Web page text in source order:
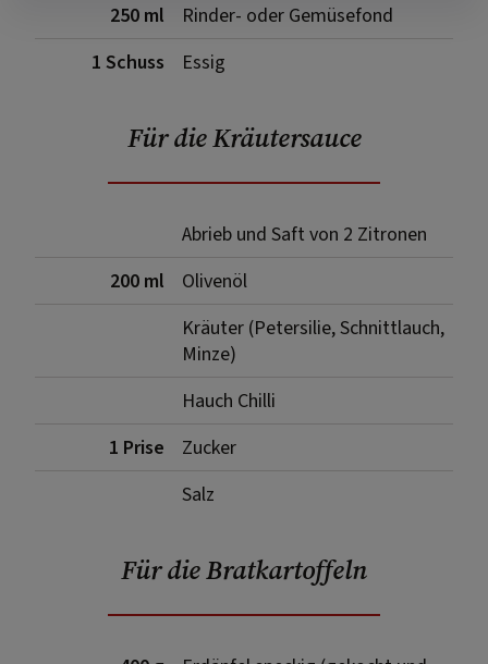
250 ml
Rinder- oder Gemüsefond
1 Schuss
Essig
Für die Kräutersauce
Abrieb und Saft von 2 Zitronen
200 ml
Olivenöl
Kräuter (Petersilie, Schnittlauch,
Minze)
Hauch Chilli
1 Prise
Zucker
Salz
Für die Bratkartoffeln